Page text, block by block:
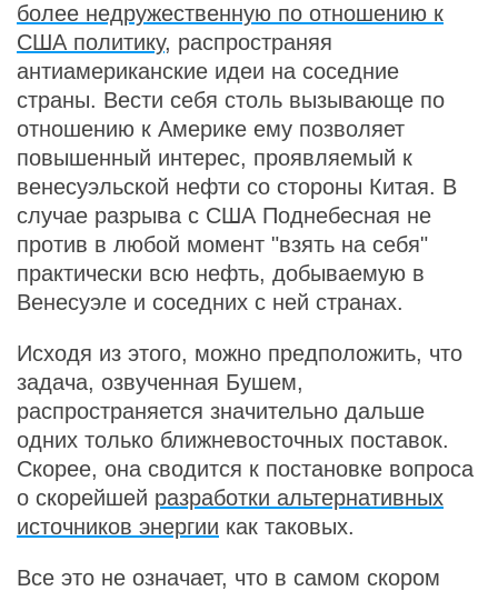
более недружественную по отношению к
США политику, распространяя
антиамериканские идеи на соседние
страны. Вести себя столь вызывающе по
отношению к Америке ему позволяет
повышенный интерес, проявляемый к
венесуэльской нефти со стороны Китая. В
случае разрыва с США Поднебесная не
против в любой момент "взять на себя"
практически всю нефть, добываемую в
Венесуэле и соседних с ней странах.
Исходя из этого, можно предположить, что
задача, озвученная Бушем,
распространяется значительно дальше
одних только ближневосточных поставок.
Скорее, она сводится к постановке вопроса
о скорейшей разработки альтернативных
источников энергии как таковых.
Все это не означает, что в самом скором